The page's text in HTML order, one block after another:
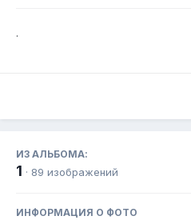
.
ИЗ АЛЬБОМА:
1 · 89 изображений
ИНФОРМАЦИЯ О ФОТО